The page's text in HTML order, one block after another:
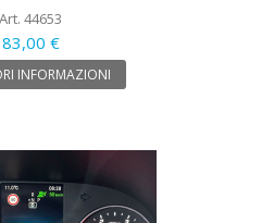
Art. 44653
83,00 €
INFORMAZIONI